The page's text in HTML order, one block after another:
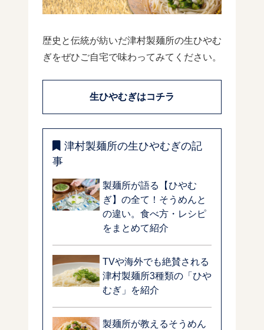
歴史と伝統が紡いだ津村製麺所の生ひやむ
ぎをぜひご自宅で味わってみてください。
生ひやむぎはコチラ
津村製麺所の生ひやむぎの記
事
製麺所が語る【ひやむ
ぎ】の全て！そうめんと
の違い。食べ方・レシピ
をまとめて紹介
TVや海外でも絶賛される
津村製麺所3種類の「ひや
むぎ」を紹介
製麺所が教えるそうめん